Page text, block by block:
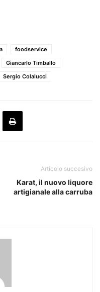
foodservice
Giancarlo Timballo
Sergio Colalucci
Articolo succesivo
Karat, il nuovo liquore
artigianale alla carruba